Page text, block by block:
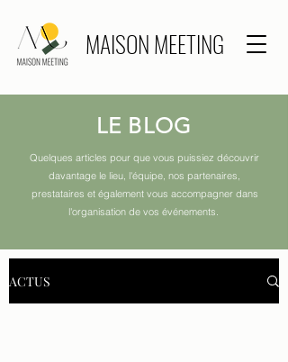
MAISON MEETING
LE BLOG
Quelques articles pour que vous puissiez découvrir
davantage le lieu, l'équipe, nos partenaires,
prestataires et également vous accompagner dans
l'organisation de vos événements.
ACTUS